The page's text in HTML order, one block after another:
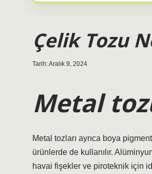
Çelik Tozu
Tarih: Aralık 9, 2024
Metal
Metal tozları ayrıca boya
ürünlerde de kullanılır.
havai fişekler ve piroteknik için